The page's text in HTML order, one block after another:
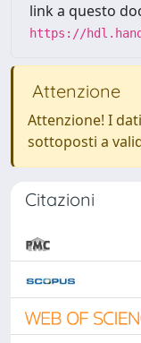
link a questo
https://
Attenzione
Attenzione! I
sottoposti a
Citazioni